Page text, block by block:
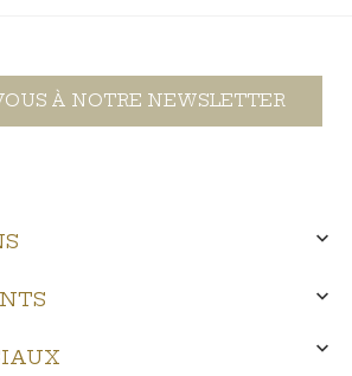
À NOTRE NEWSLETTER


